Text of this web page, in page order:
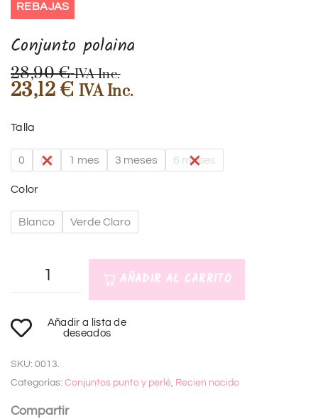
REBAJAS
Conjunto polaina
28,90€ IVA Inc.
23,12€ IVA Inc.
Talla
0 00 1 mes 3 meses 6 meses
Color
Blanco Verde Claro
AÑADIR AL CARRITO
l
e
r
n
Añadir a lista de
deseados
SKU: 0013.
Categorías: Conjuntos punto y perlé, Recien nacido
Compartir